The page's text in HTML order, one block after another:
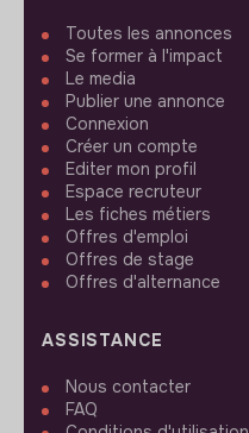
Toutes les annonces
Se former à l'impact
Le media
Publier une annonce
Connexion
Créer un compte
Editer mon profil
Espace recruteur
Les fiches métiers
Offres d'emploi
Offres de stage
Offres d'alternance
ASSISTANCE
Nous contacter
FAQ